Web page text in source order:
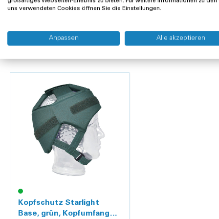
Kunden kauften auch
Kopfschutz Starlight
Base, grün, Kopfumfang
uns verwendeten Cookies öffnen Sie die Einstellungen.
Anpassen Alle akzeptieren